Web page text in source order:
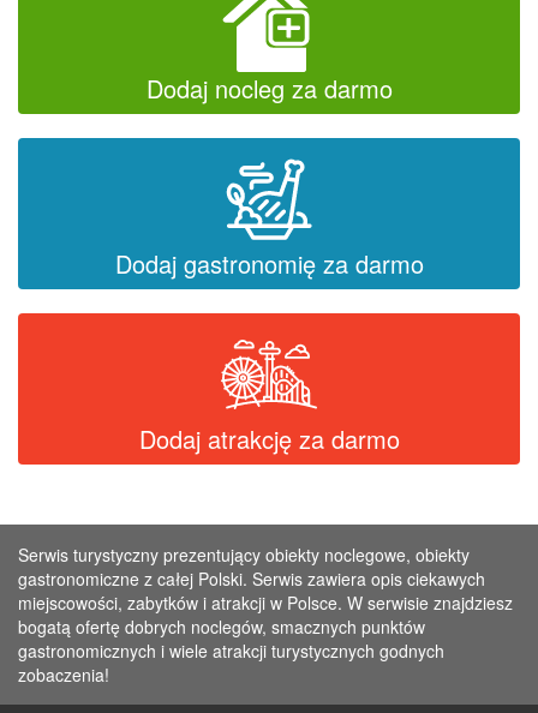
Dodaj nocleg za darmo
Dodaj gastronomię za darmo
Dodaj atrakcję za darmo
Serwis turystyczny prezentujący obiekty noclegowe, obiekty
gastronomiczne z całej Polski. Serwis zawiera opis ciekawych
miejscowości, zabytków i atrakcji w Polsce. W serwisie znajdziesz
bogatą ofertę dobrych noclegów, smacznych punktów
gastronomicznych i wiele atrakcji turystycznych godnych
zobaczenia!